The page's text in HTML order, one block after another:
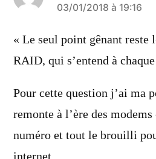
a
dit :
03/01/2018 à 19:16
« Le seul point gênant reste
RAID, qui s’entend à
Pour cette question j’ai ma
remonte à l’ère des
numéro et tout le brouilli